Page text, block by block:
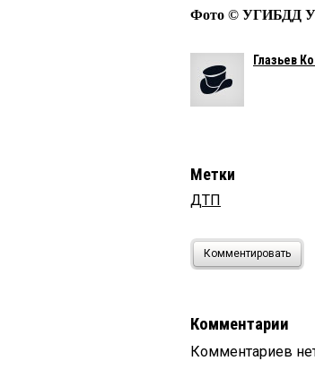
Фото © УГИБДД
Глазьев
Метки
ДТП
Комментировать
Комментарии
Комментариев